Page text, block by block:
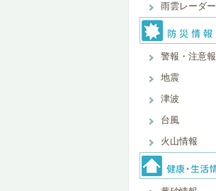
雨雲レーダー
警報・注意報
地震
津波
台風
火山情報